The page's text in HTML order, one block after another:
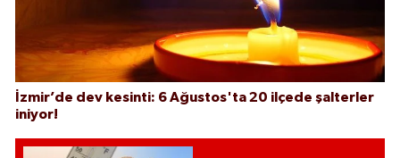
İzmir’de dev kesinti: 6 Ağustos'ta 20 ilçede şalterler
iniyor!